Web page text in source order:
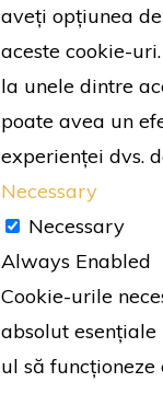
aveți opțiunea
aceste cookie-
la unele dintre
poate avea un
experienței dvs.
Necessary
Necessary
Always Enabled
Cookie-urile
absolut
ul să funcționeze